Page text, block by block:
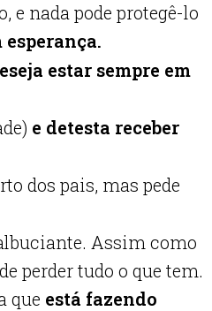
e nada pode protegê-lo
estar sempre em
e detesta receber
dos pais, mas pede
Assim como
de perder tudo o que tem.
que está fazendo